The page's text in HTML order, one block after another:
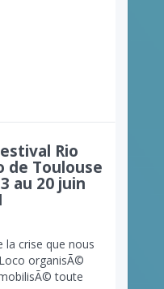
Rio
de Toulouse
au 20 juin
la crise que nous
organisÃ©
toute